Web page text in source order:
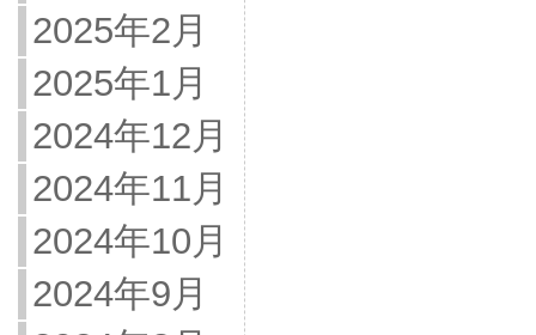
2025年2月
2025年1月
2024年12月
2024年11月
2024年10月
2024年9月